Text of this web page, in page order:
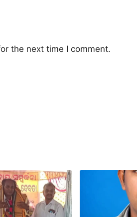
the next time I comment.